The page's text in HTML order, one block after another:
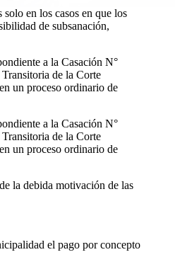
en los casos en que los
de subsanación,
a la Casación N°
de la Corte
un proceso ordinario de
a la Casación N°
de la Corte
un proceso ordinario de
la debida motivación de las
el pago por concepto